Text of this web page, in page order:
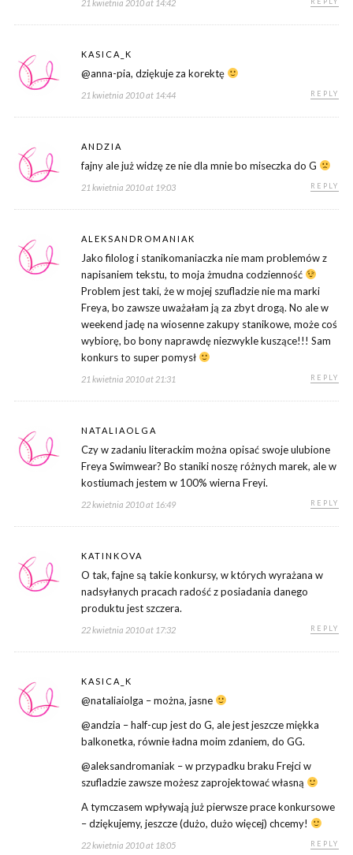
21 kwietnia 2010 at 14:42
KASICA_K
@anna-pia, dziękuje za korektę
21 kwietnia 2010 at 14:44 REPLY
ANDZIA
fajny ale już widzę ze nie dla mnie bo miseczka do G
21 kwietnia 2010 at 19:03 REPLY
ALEKSANDROMANIAK
Jako filolog i stanikomaniaczka nie mam problemów z
napisaniem tekstu, to moja żmudna codzienność
Problem jest taki, że w mojej szufladzie nie ma marki
Freya, bo zawsze uważałam ją za zbyt drogą. No ale w
weekend jadę na wiosenne zakupy stanikowe, może coś
wybiorę, bo bony naprawdę niezwykle kuszące!!! Sam
konkurs to super pomysł
21 kwietnia 2010 at 21:31 REPLY
NATALIAOLGA
Czy w zadaniu literackim można opisać swoje ulubione
Freya Swimwear? Bo staniki noszę różnych marek, ale w
kostiumach jestem w 100% wierna Freyi.
22 kwietnia 2010 at 16:49 REPLY
KATINKOVA
O tak, fajne są takie konkursy, w których wyrażana w
nadsyłanych pracach radość z posiadania danego
produktu jest szczera.
22 kwietnia 2010 at 17:32 REPLY
KASICA_K
@nataliaiolga – można, jasne
@andzia – half-cup jest do G, ale jest jeszcze miękka
balkonetka, równie ładna moim zdaniem, do GG.
@aleksandromaniak – w przypadku braku Frejci w
szufladzie zawsze możesz zaprojektować własną
A tymczasem wpływają już pierwsze prace konkursowe
– dziękujemy, jeszcze (dużo, dużo więcej) chcemy!
22 kwietnia 2010 at 18:05 REPLY